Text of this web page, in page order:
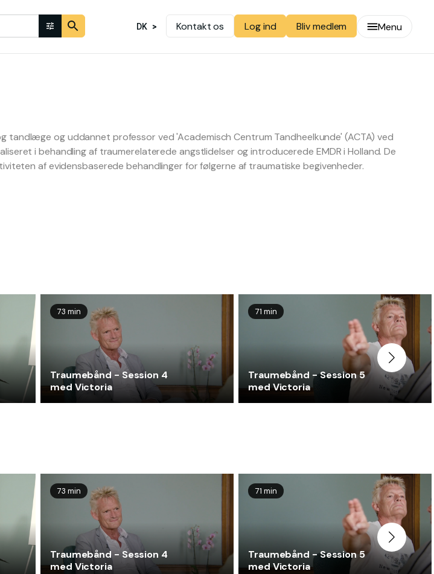
DK Kontakt os Log ind Bliv medlem Menu
tandlæge og uddannet professor ved 'Academisch Centrum Tandheelkunde' (ACTA) ved
i behandling af traumerelaterede angstlidelser og introducerede EMDR i Holland. De
af evidensbaserede behandlinger for følgerne af traumatiske begivenheder.
73 min
Traumebånd - Session 4
med Victoria
71 min
Traumebånd - Session 5
med Victoria
73 min
Traumebånd - Session 4
med Victoria
71 min
Traumebånd - Session 5
med Victoria